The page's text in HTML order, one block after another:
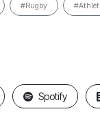
#Rugby
Spotify